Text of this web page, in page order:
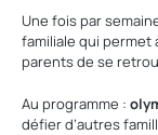
Une fois par
familiale qui permet
parents de se
Au programme :
défier d’autres